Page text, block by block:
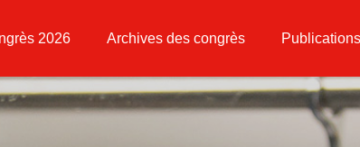
2026 Archives des congrès Publications